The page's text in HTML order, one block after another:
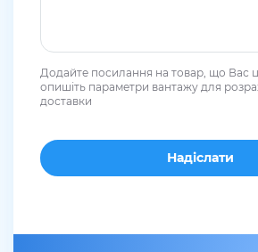
Додайте посилання на товар, що Вас
опишіть параметри вантажу для
доставки